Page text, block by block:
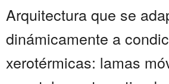
Arquitectura que se
dinámicamente a
xerotérmicas: lamas